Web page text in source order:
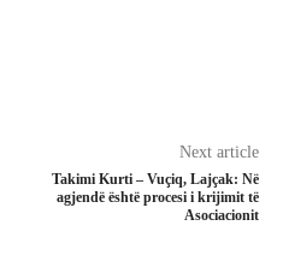
Next article
Takimi Kurti – Vuçiq, Lajçak: Në
agjendë është procesi i krijimit të
Asociacionit